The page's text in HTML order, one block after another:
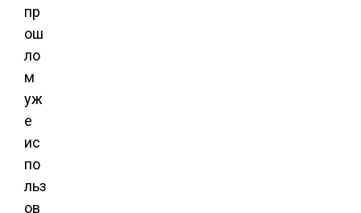
пр
ош
ло
м
уж
е
ис
по
льз
ов